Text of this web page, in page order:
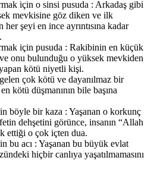
için o sinsi pusuda : Arkadaş gibi
mevkisine göz diken ve ilk
şeyi en ince ayrıntısına kadar
için pusuda : Rakibinin en küçük
onu bulunduğu o yüksek mevkiden
kötü niyetli kişi.
çok kötü ve dayanılmaz bir
kötü düşmanının bile başına
böyle bir kaza : Yaşanan o korkunç
dehşetini görünce, insanın “Allah
ettiği o çok içten dua.
bu acı : Yaşanan bu büyük evlat
hiçbir canlıya yaşatılmamasını